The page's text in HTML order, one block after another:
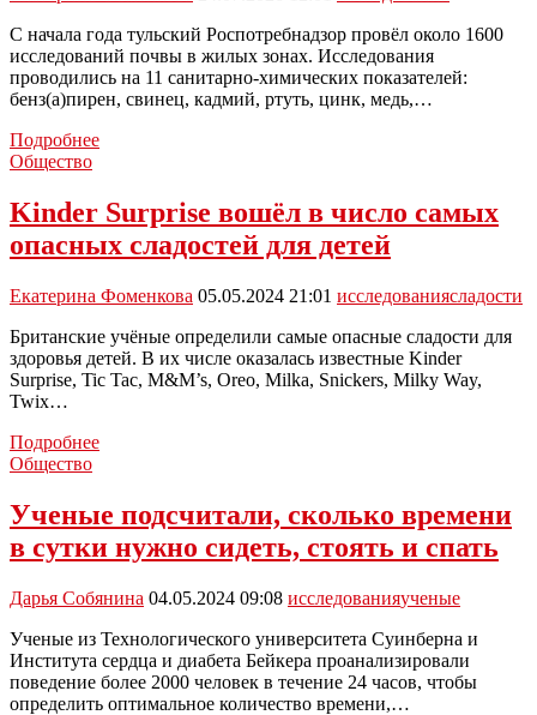
С начала года тульский Роспотребнадзор провёл около 1600
исследований почвы в жилых зонах. Исследования
проводились на 11 санитарно-химических показателей:
бенз(а)пирен, свинец, кадмий, ртуть, цинк, медь,…
ПодробнееТульский
1600
исследований
почвы
жилых
зонах
Общество
Kinder Surprise вошёл в число самых
опасных сладостей для детей
Екатерина Фоменкова 05.05.2024 21:01 исследованиясладости
Британские учёные определили самые опасные сладости для
здоровья детей. В их числе оказалась известные Kinder
Surprise, Tic Tac, M&M’s, Oreo, Milka, Snickers, Milky Way,
Twix…
ПодробнееKinder
число
самых
сладостей
для
детей
Общество
Ученые подсчитали, сколько времени
в сутки нужно сидеть, стоять и спать
Дарья Собянина 04.05.2024 09:08 исследованияученые
Ученые из Технологического университета Суинберна и
Института сердца и диабета Бейкера проанализировали
поведение более 2000 человек в течение 24 часов, чтобы
определить оптимальное количество времени,…